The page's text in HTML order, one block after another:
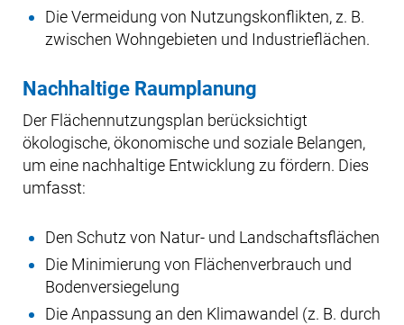
Die Vermeidung von Nutzungskonflikten, z. B.
zwischen Wohngebieten und Industrieflächen.
Nachhaltige Raumplanung
Der Flächennutzungsplan berücksichtigt
ökologische, ökonomische und soziale Belangen,
um eine nachhaltige Entwicklung zu fördern. Dies
umfasst:
Den Schutz von Natur- und Landschaftsflächen
Die Minimierung von Flächenverbrauch und
Bodenversiegelung
Die Anpassung an den Klimawandel (z. B. durch